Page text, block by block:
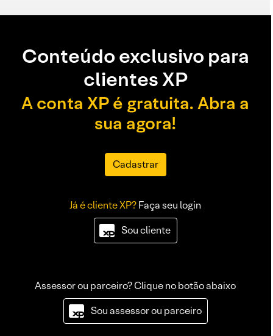
Conteúdo exclusivo para
clientes XP
A conta XP é gratuita. Abra a
sua agora!
Cadastrar
Já é cliente XP?Faça seu login
Sou cliente
Assessor ou parceiro? Clique no botão abaixo
Sou assessor ou parceiro